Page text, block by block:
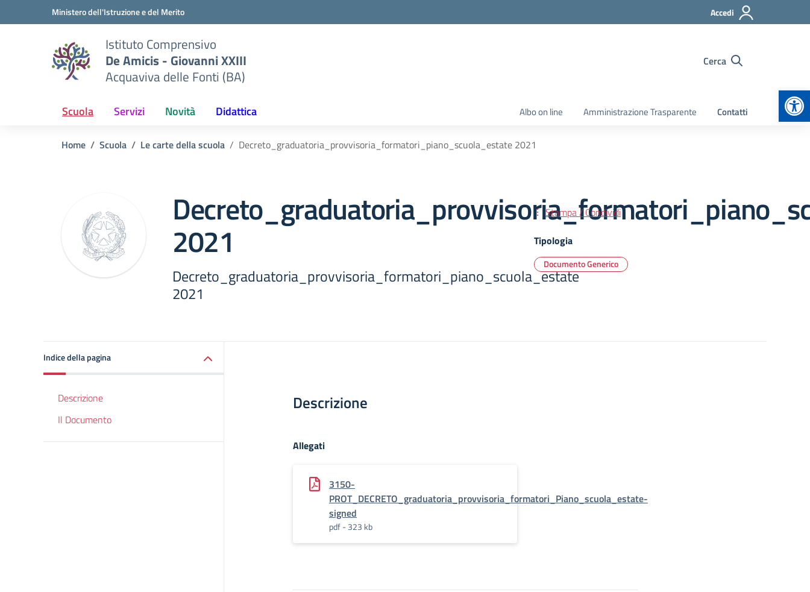
Vai ai contenuti
Vai al menu di navigazioneMinistero dell'Istruzione e del Merito Accedi
Istituto Comprensivo
De Amicis - Giovanni XXIII
Acquaviva delle Fonti (BA)
Cerca
Scuola Servizi Novità Didattica Albo on line Amministrazione Trasparente Contatti
Home Scuola Le carte della scuola Decreto_graduatoria_provvisoria_formatori_piano_scuola_estate 2021
2021
Decreto_graduatoria_provvisoria_formatori_piano_scuola_estate
2021
Stampa / Condividi
Tipologia
Documento Generico
Indice della pagina
Descrizione
Il Documento
Descrizione
Allegati
3150-
PROT_DECRETO_graduatoria_provvisoria_formatori_Piano_scuola_estate-
signed
pdf - 323 kb